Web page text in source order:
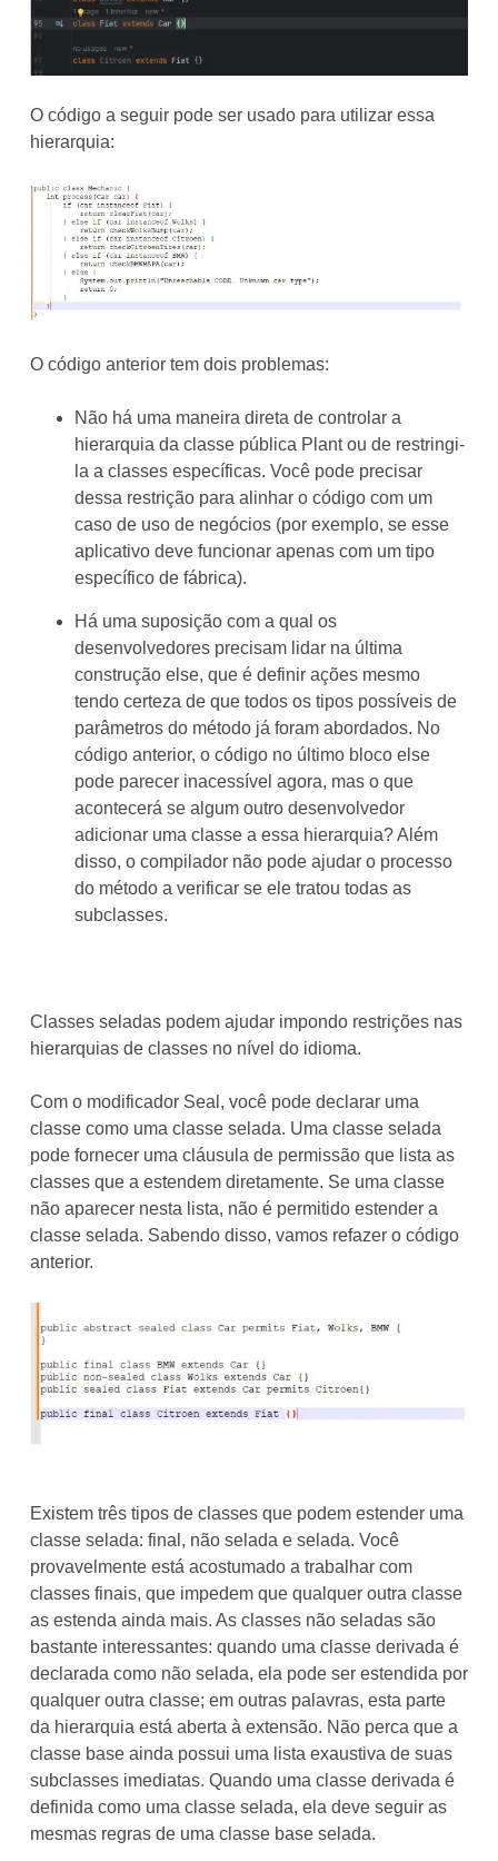
O código a seguir pode ser usado para utilizar essa
hierarquia:
O código anterior tem dois problemas:
Não há uma maneira direta de controlar a
hierarquia da classe pública Plant ou de restringi-
la a classes específicas. Você pode precisar
dessa restrição para alinhar o código com um
caso de uso de negócios (por exemplo, se esse
aplicativo deve funcionar apenas com um tipo
específico de fábrica).
Há uma suposição com a qual os
desenvolvedores precisam lidar na última
construção else, que é definir ações mesmo
tendo certeza de que todos os tipos possíveis de
parâmetros do método já foram abordados. No
código anterior, o código no último bloco else
pode parecer inacessível agora, mas o que
acontecerá se algum outro desenvolvedor
adicionar uma classe a essa hierarquia? Além
disso, o compilador não pode ajudar o processo
do método a verificar se ele tratou todas as
subclasses.
Classes seladas podem ajudar impondo restrições nas
hierarquias de classes no nível do idioma.
Com o modificador Seal, você pode declarar uma
classe como uma classe selada. Uma classe selada
pode fornecer uma cláusula de permissão que lista as
classes que a estendem diretamente. Se uma classe
não aparecer nesta lista, não é permitido estender a
classe selada. Sabendo disso, vamos refazer o código
anterior.
Existem três tipos de classes que podem estender uma
classe selada: final, não selada e selada. Você
provavelmente está acostumado a trabalhar com
classes finais, que impedem que qualquer outra classe
as estenda ainda mais. As classes não seladas são
bastante interessantes: quando uma classe derivada é
declarada como não selada, ela pode ser estendida por
qualquer outra classe; em outras palavras, esta parte
da hierarquia está aberta à extensão. Não perca que a
classe base ainda possui uma lista exaustiva de suas
subclasses imediatas. Quando uma classe derivada é
definida como uma classe selada, ela deve seguir as
mesmas regras de uma classe base selada.